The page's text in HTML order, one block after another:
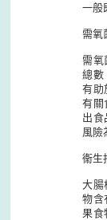
一般
需氧
需氧
總數
有助
有關
出食
風險
衞生
大腸
物含
果食